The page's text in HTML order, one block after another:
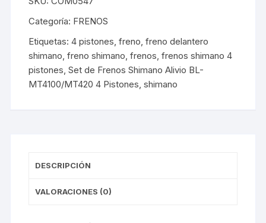
Pistones
cantidad
Categoría: FRENOS
Etiquetas:4 pistones ,freno ,freno delantero
shimano ,freno shimano ,frenos ,frenos shimano 4
pistones ,Set de Frenos Shimano Alivio BL-
MT4100/MT420 4 Pistones ,shimano
DESCRIPCIÓN
VALORACIONES (0)